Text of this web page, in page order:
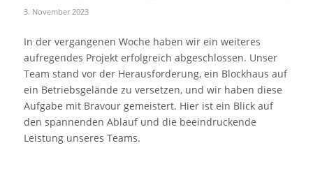
3. November 2023
In der vergangenen Woche haben wir ein weiteres
aufregendes Projekt erfolgreich abgeschlossen. Unser
Team stand vor der Herausforderung, ein Blockhaus auf
ein Betriebsgelände zu versetzen, und wir haben diese
Aufgabe mit Bravour gemeistert. Hier ist ein Blick auf
den spannenden Ablauf und die beeindruckende
Leistung unseres Teams.